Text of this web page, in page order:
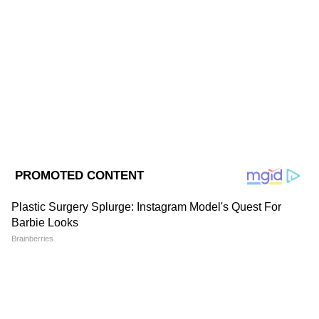
প্রথমেই ঢ্যাঁড়শের শেষেক দিকের ছুঁচোলো মুখটি
ভাঙার চেষ্টা করুন। যদি মট করে ভেঙে যায়
তাহলে বুঝতে হবে ঢ্যাঁড়শটি তাজা আর কচি। কিন্তু
ঢ্যাঁড়শ যদি বুড়ো বা পাকা হয় তাহলে এই অংশটি